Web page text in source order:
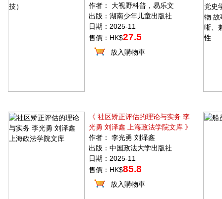
作者： 大视野科普，易乐文
出版：湖南少年儿童出版社
日期：2025-11
售價：HK$27.5
放入購物車
《 社区矫正评估的理论与实务 李
光勇 刘泽鑫 上海政法学院文库 》
作者： 李光勇 刘泽鑫
出版：中国政法大学出版社
日期：2025-11
售價：HK$85.8
放入購物車